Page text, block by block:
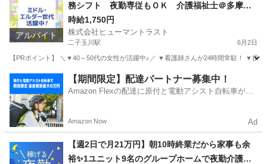
アルバイト
務シフト 夜勤専従もＯＫ 介護福祉士＠多摩堤
通り/鎌田四丁目(ES1W-3576)
時給1,750円
株式会社ヒューマントラスト
二子玉川駅 6月2日
【PRポイント】 ＼▼40～50代の女性が活躍中♪／ ▼看護師さんが24時間常駐！ ▼接
二子玉川駅 介護福祉士 時給
【期間限定】配達パートナー募集中！
Amazon Flexの配達に原付と電動アシスト自転車が登
Amazon Now Ad
【週2日で月21万円】朝10時終業だから家事も余
裕✨1ユニット9名のグループホームで夜勤介護ス